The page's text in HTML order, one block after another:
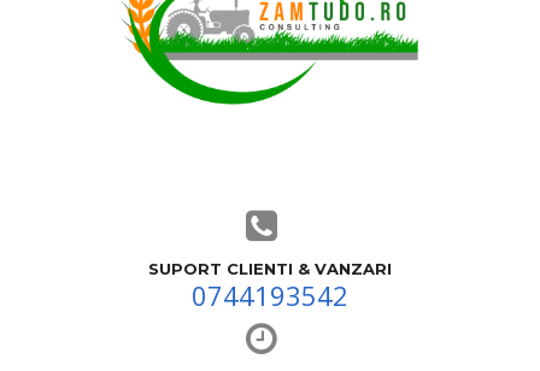
SUPORT CLIENTI & VANZARI
0744193542